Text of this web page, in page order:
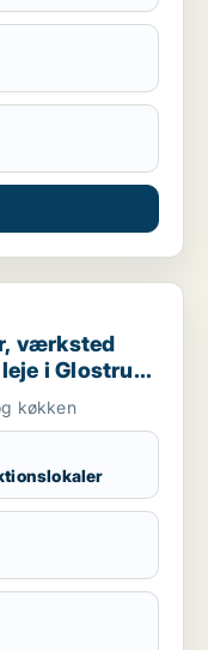
eller
værksted
i Glostrup,
køkken